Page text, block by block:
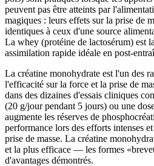
peuvent pas être atteints par
magiques : leurs effets sur la prise de
identiques à ceux d'une source
La whey (protéine de lactosérum) est
assimilation rapide idéale en post-
La créatine monohydrate est l'un des
l'efficacité sur la force et la prise de
dans des dizaines d'essais cliniques
(20 g/jour pendant 5 jours) ou une
augmente les réserves de
performance lors des efforts intenses
prise de masse. La créatine
et la plus efficace — les formes
d'avantages démontrés.